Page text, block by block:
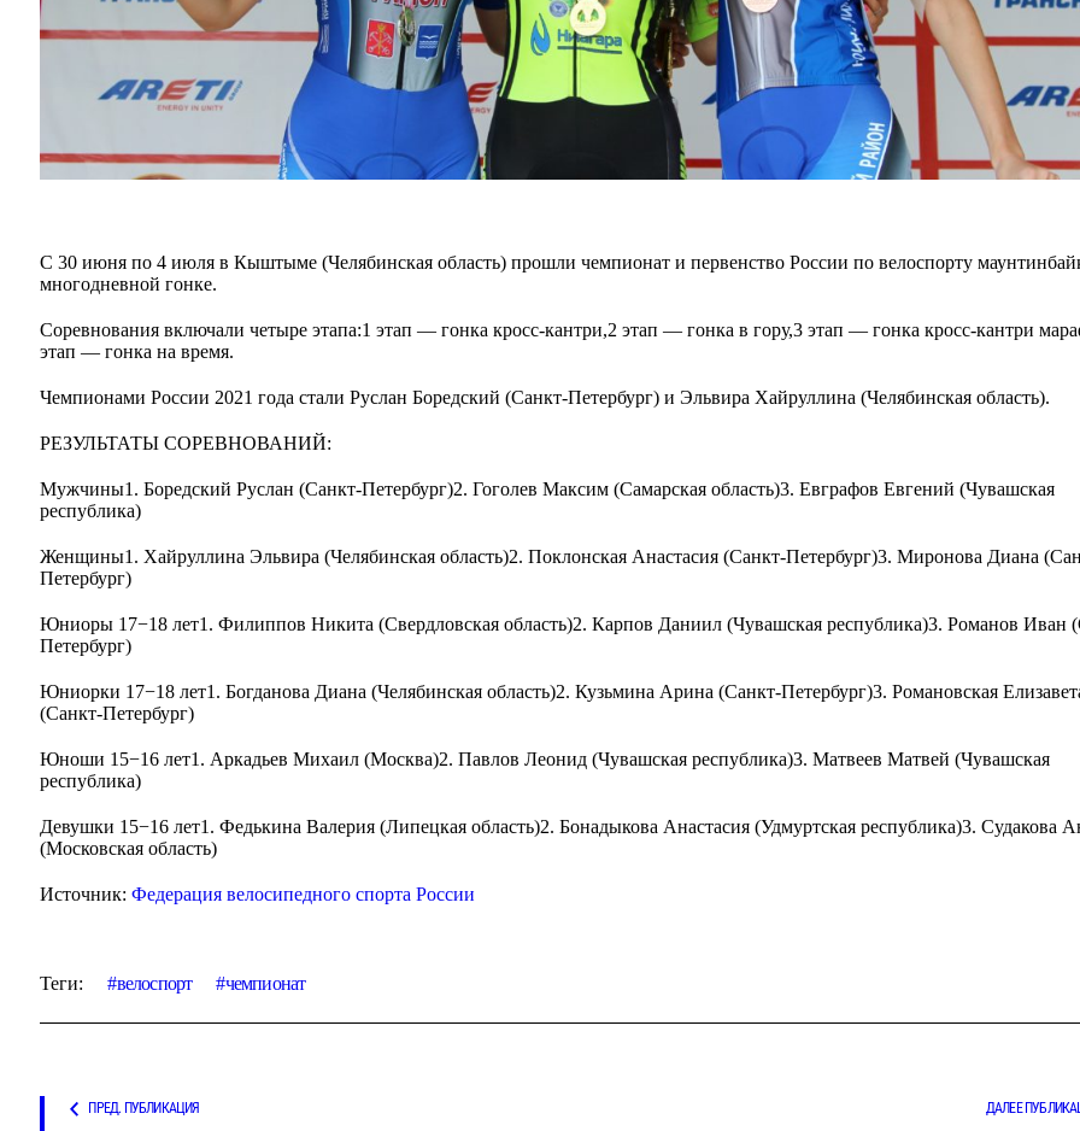
С 30 июня по 4 июля в Кыштыме (Челябинская область) прошли чемпионат и первенство России по велоспорту
многодневной гонке.
Соревнования включали четыре этапа:1 этап — гонка кросс-кантри,2 этап — гонка в гору,3 этап — гонка кросс-кантри
этап — гонка на время.
Чемпионами России 2021 года стали Руслан Боредский (Санкт-Петербург) и Эльвира Хайруллина (Челябинская область).
РЕЗУЛЬТАТЫ СОРЕВНОВАНИЙ:
Мужчины1. Боредский Руслан (Санкт-Петербург)2. Гоголев Максим (Самарская область)3. Евграфов Евгений (Чувашская
республика)
Женщины1. Хайруллина Эльвира (Челябинская область)2. Поклонская Анастасия (Санкт-Петербург)3. Миронова Диана
Петербург)
Юниоры 17−18 лет1. Филиппов Никита (Свердловская область)2. Карпов Даниил (Чувашская республика)3. Романов Иван
Петербург)
Юниорки 17−18 лет1. Богданова Диана (Челябинская область)2. Кузьмина Арина (Санкт-Петербург)3. Романовская
(Санкт-Петербург)
Юноши 15−16 лет1. Аркадьев Михаил (Москва)2. Павлов Леонид (Чувашская республика)3. Матвеев Матвей (Чувашская
республика)
Девушки 15−16 лет1. Федькина Валерия (Липецкая область)2. Бонадыкова Анастасия (Удмуртская республика)3. Судакова
(Московская область)
Источник:Федерация велосипедного спорта России
Теги: велоспорт чемпионат
ПРЕД. ПУБЛИКАЦИЯ ДАЛЕЕ